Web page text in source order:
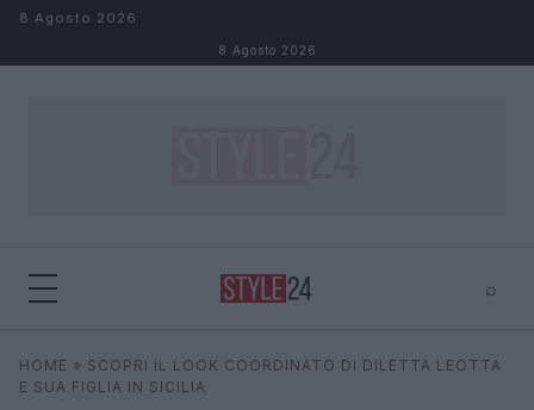
Salta al contenuto
8 Agosto 2026
8 Agosto 2026
⌕
Cerca ⌕ ×
HOME » SCOPRI IL LOOK COORDINATO DI DILETTA LEOTTA
E SUA FIGLIA IN SICILIA